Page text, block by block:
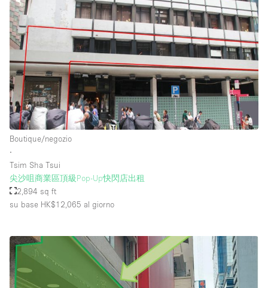
Centro commerciale
Terrazza
Altro
Boutique/negozio
∙
Tsim Sha Tsui
尖沙咀商業區頂級Pop-Up快閃店出租
2,894 sq ft
su base HK$12,065 al giorno